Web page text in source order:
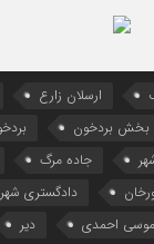
ارسلان زارع
بخش بردخون
جاده مرگ
دادگستری
موسی احمدی دیر